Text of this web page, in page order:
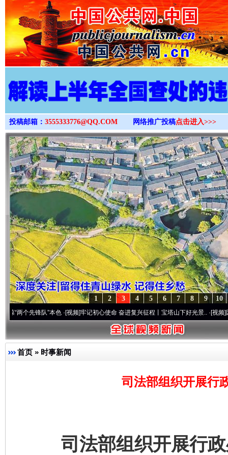
>
投稿邮箱： 3555333776@QQ.COM 网络推广投稿点击进入>>>
10
9
8
7
6
5
4
3
2
1
锋队”本色·[视频]牢记初心使命 奋进复兴征程丨宝塔山下好光景..·[视频]因党而生
首页 » 时事新闻
司法部组织开展行
司法部组织开展行政